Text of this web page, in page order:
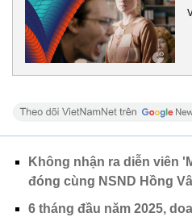
Không nhận ra diễn viên
đóng cùng NSND Hồng
6 tháng đầu năm 2025,